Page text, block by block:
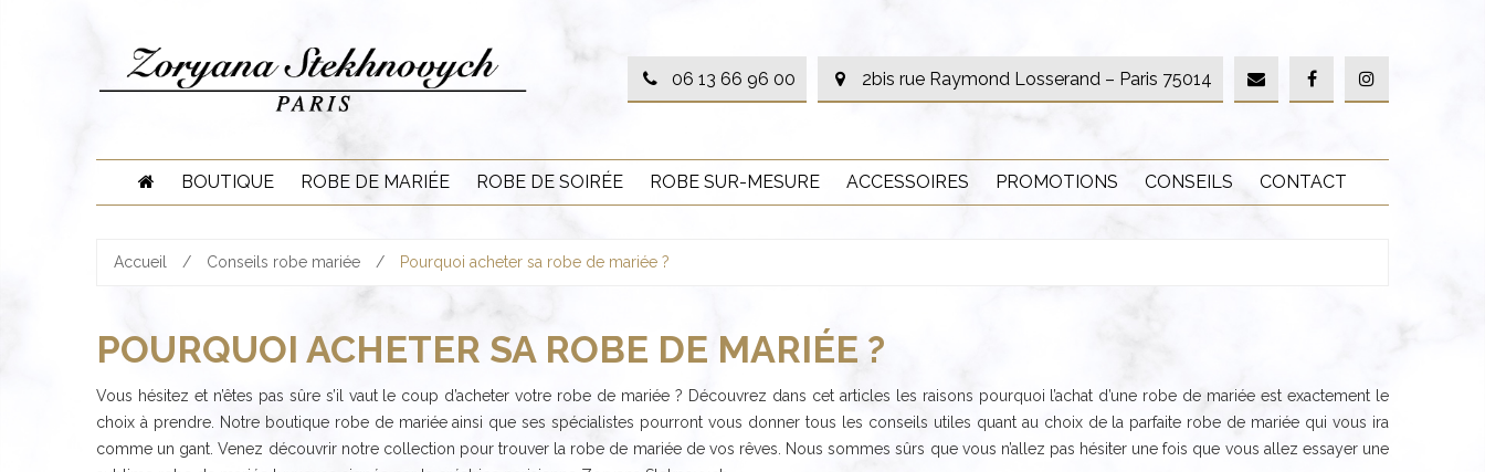
06 13 66 96 00 2bis rue Raymond Losserand – Paris 75014
BOUTIQUE ROBE DE MARIÉE ROBE DE SOIRÉE ROBE SUR-MESURE ACCESSOIRES PROMOTIONS CONSEILS CONTACT
Accueil / Conseils robe mariée / Pourquoi acheter sa robe de mariée ?
POURQUOI ACHETER SA ROBE DE MARIÉE ?
Vous hésitez et n’êtes pas sûre s’il vaut le coup d’acheter votre robe de mariée ? Découvrez dans cet articles les raisons pourquoi l’achat d’une robe de mariée est exactement le
choix à prendre. Notre boutique robe de mariée ainsi que ses spécialistes pourront vous donner tous les conseils utiles quant au choix de la parfaite robe de mariée qui vous ira
comme un gant. Venez découvrir notre collection pour trouver la robe de mariée de vos rêves. Nous sommes sûrs que vous n’allez pas hésiter une fois que vous allez essayer une